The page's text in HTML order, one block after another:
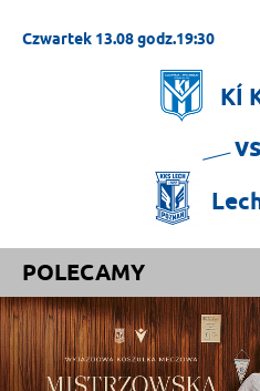
Czwartek 13.08 godz.19:30
KÍ
vs
POLECAMY